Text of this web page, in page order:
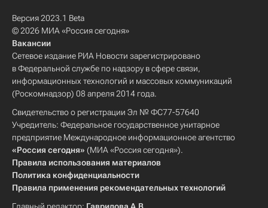
Версия 2023.1 Beta
© 2026 МИА «Россия сегодня»
Вакансии
Сетевое издание РИА Новости зарегистрировано
в Федеральной службе по надзору в сфере связи,
информационных технологий и массовых коммуникаций
(Роскомнадзор) 08 апреля 2014 года.
Свидетельство о регистрации Эл № ФС77-57640
Учредитель: Федеральное государственное унитарное
предприятие Международное информационное агентство
«Россия сегодня» (МИА «Россия сегодня»).
Правила использования материалов
Политика конфиденциальности
Правила применения рекомендательных технологий